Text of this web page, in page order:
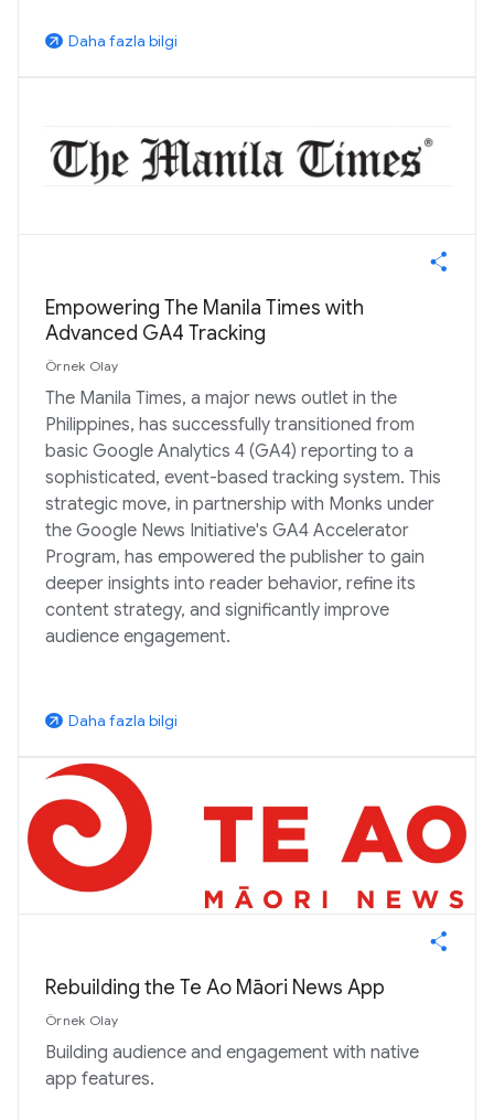
arrow_outward Daha fazla bilgi
Empowering The Manila Times with
Advanced GA4 Tracking
Örnek Olay
The Manila Times, a major news outlet in the
Philippines, has successfully transitioned from
basic Google Analytics 4 (GA4) reporting to a
sophisticated, event-based tracking system. This
strategic move, in partnership with Monks under
the Google News Initiative's GA4 Accelerator
Program, has empowered the publisher to gain
deeper insights into reader behavior, refine its
content strategy, and significantly improve
audience engagement.
arrow_outward Daha fazla bilgi
Rebuilding the Te Ao Māori News App
Örnek Olay
Building audience and engagement with native
app features.